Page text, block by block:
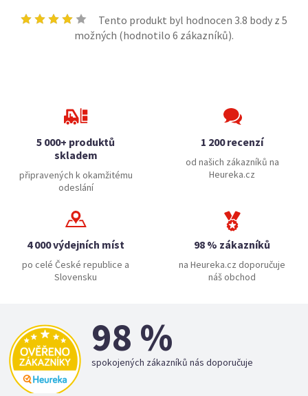
Tento produkt byl hodnocen 3.8 body z 5
možných (hodnotilo 6 zákazníků).
5 000+ produktů
skladem
připravených k okamžitému
odeslání
1 200 recenzí
od našich zákazníků na
Heureka.cz
4 000 výdejních míst
po celé České republice a
Slovensku
98 % zákazníků
na Heureka.cz doporučuje
náš obchod
98 %
spokojených zákazníků nás doporučuje